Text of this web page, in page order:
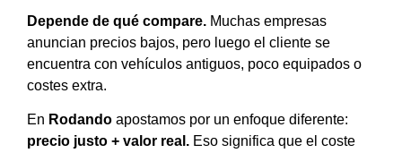
Depende de qué compare. Muchas empresas
anuncian precios bajos, pero luego el cliente se
encuentra con vehículos antiguos, poco equipados o
costes extra.
En Rodando apostamos por un enfoque diferente:
precio justo + valor real. Eso significa que el coste